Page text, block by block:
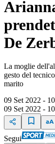
De
La moglie
gesto del
marito
09 Set 2022 -
09 Set 2022 -
Segui